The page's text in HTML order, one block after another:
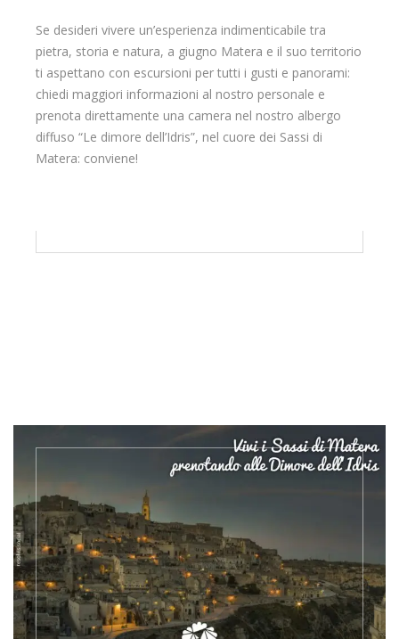
Se desideri vivere un’esperienza indimenticabile tra
pietra, storia e natura, a giugno Matera e il suo territorio
ti aspettano con escursioni per tutti i gusti e panorami:
chiedi maggiori informazioni al nostro personale e
prenota direttamente una camera nel nostro albergo
diffuso “Le dimore dell’Idris”, nel cuore dei Sassi di
Matera: conviene!